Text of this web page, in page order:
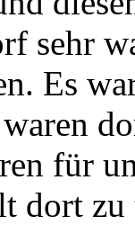
sehr
Es
für
dort